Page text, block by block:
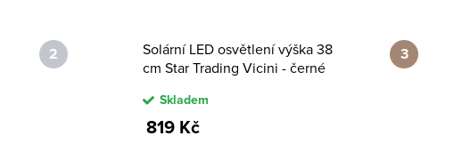
Solární LED osvětlení výška 38
cm Star Trading Vicini - černé
Skladem
819 Kč